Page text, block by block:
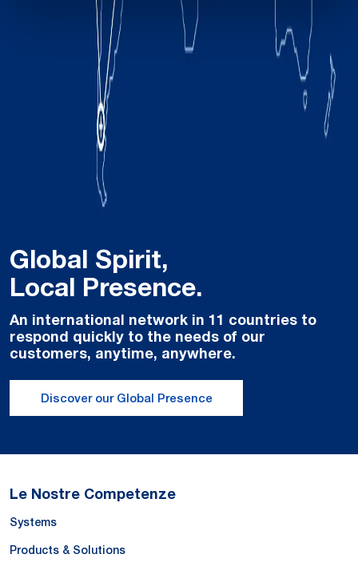
Global Spirit,
Local Presence.
An international network in 11 countries to
respond quickly to the needs of our
customers, anytime, anywhere.
Discover our Global Presence
Le Nostre Competenze
Systems
Products & Solutions